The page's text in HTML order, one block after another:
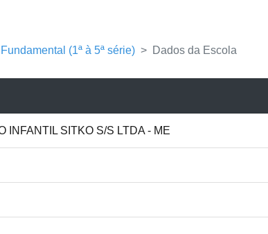
(1ª à 5ª série) Dados da Escola
INFANTIL SITKO S/S LTDA - ME